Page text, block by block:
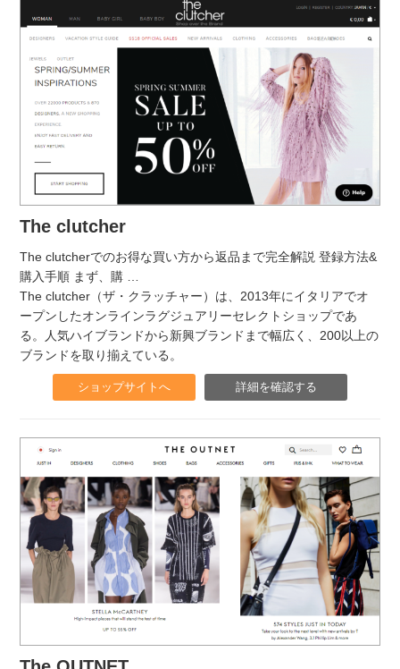
The clutcher
The clutcherでのお得な買い方から返品まで完全解説 登録方法&
購入手順 まず、購
The clutcher（ザ・クラッチャー）は、2013年にイタリアでオ
ープンしたオンラインラグジュアリーセレクトショップであ
る。人気ハイブランドから新興ブランドまで幅広く、200以上の
ブランドを取り揃えている。
ショップサイトへ 詳細を確認する